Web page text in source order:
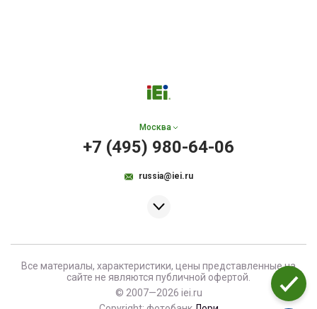
Москва
+7 (495) 980-64-06
russia@iei.ru
Все материалы, характеристики, цены представленные на
сайте не являются публичной офертой.
© 2007—2026 iei.ru